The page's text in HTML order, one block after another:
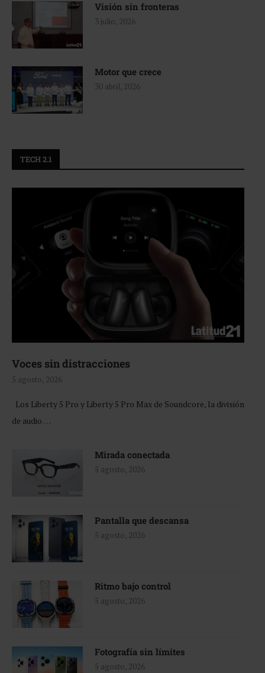
Visión sin fronteras
3 julio, 2026
Motor que crece
30 abril, 2026
TECH 2.1
Voces sin distracciones
5 agosto, 2026
Los Liberty 5 Pro y Liberty 5 Pro Max de Soundcore, la división
de audio …
Mirada conectada
5 agosto, 2026
Pantalla que descansa
5 agosto, 2026
Ritmo bajo control
5 agosto, 2026
Fotografía sin límites
5 agosto, 2026